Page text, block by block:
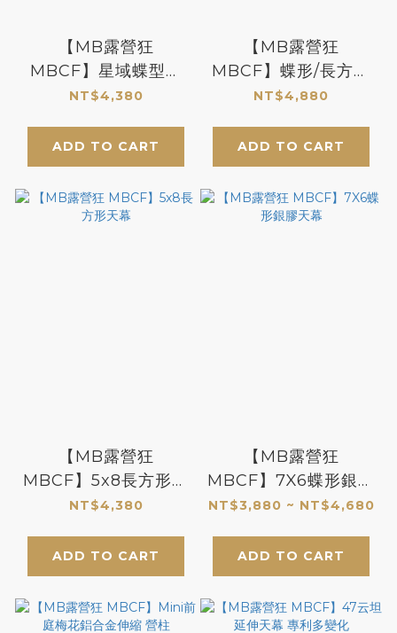
【MB露營狂
MBCF】星域蝶型黑
膠天幕 星星六角外觀
NT$4,380
ADD TO CART
【MB露營狂
MBCF】蝶形/長方形
天幕 暗影獨特的設計
NT$4,880
ADD TO CART
【MB露營狂
MBCF】5x8長方形天
幕
NT$4,380
ADD TO CART
【MB露營狂
MBCF】7X6蝶形銀膠
天幕
NT$3,880 ~ NT$4,680
ADD TO CART